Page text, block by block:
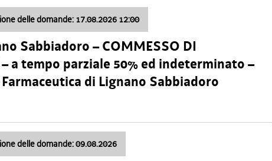
delle domande: 17.08.2026 12:00
Sabbiadoro – COMMESSO DI
a tempo parziale 50% ed indeterminato –
di Lignano Sabbiadoro
delle domande: 09.08.2026